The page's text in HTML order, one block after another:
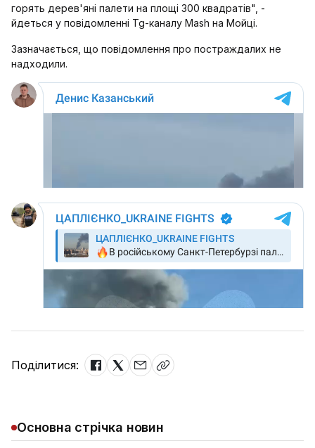
горять дерев'яні палети на площі 300 квадратів", -
йдеться у повідомленні Tg-каналу Mash на Мойці.
Зазначається, що повідомлення про постраждалих не
надходили.
Поділитися:
Основна стрічка новин